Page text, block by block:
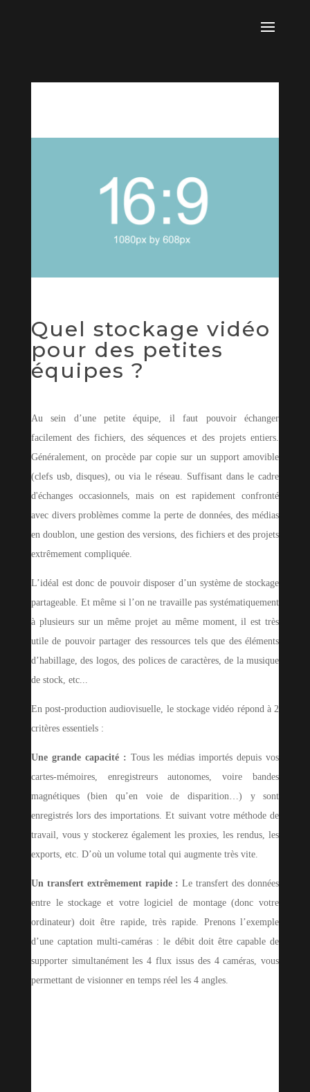
Quel stockage vidéo
pour des petites
équipes ?
Au sein d’une petite équipe, il faut pouvoir échanger
facilement des fichiers, des séquences et des projets entiers.
Généralement, on procède par copie sur un support amovible
(clefs usb, disques), ou via le réseau. Suffisant dans le cadre
d'échanges occasionnels, mais on est rapidement confronté
avec divers problèmes comme la perte de données, des médias
en doublon, une gestion des versions, des fichiers et des projets
extrêmement compliquée.
L’idéal est donc de pouvoir disposer d’un système de stockage
partageable. Et même si l’on ne travaille pas systématiquement
à plusieurs sur un même projet au même moment, il est très
utile de pouvoir partager des ressources tels que des éléments
d’habillage, des logos, des polices de caractères, de la musique
de stock, etc...
En post-production audiovisuelle, le stockage vidéo répond à 2
critères essentiels :
Une grande capacité : Tous les médias importés depuis vos
cartes-mémoires, enregistreurs autonomes, voire bandes
magnétiques (bien qu’en voie de disparition…) y sont
enregistrés lors des importations. Et suivant votre méthode de
travail, vous y stockerez également les proxies, les rendus, les
exports, etc. D’où un volume total qui augmente très vite.
Un transfert extrêmement rapide : Le transfert des données
entre le stockage et votre logiciel de montage (donc votre
ordinateur) doit être rapide, très rapide. Prenons l’exemple
d’une captation multi-caméras : le débit doit être capable de
supporter simultanément les 4 flux issus des 4 caméras, vous
permettant de visionner en temps réel les 4 angles.